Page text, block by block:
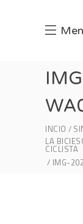
INCIO
LA
CICLISTA
IMG-